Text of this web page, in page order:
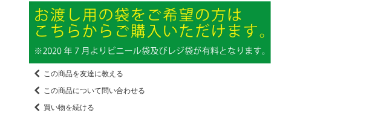
この商品を友達に教える
この商品について問い合わせる
買い物を続ける